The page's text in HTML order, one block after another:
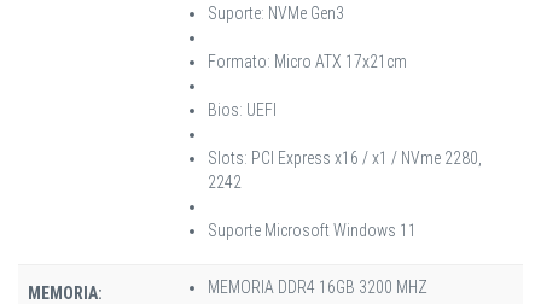
Suporte: NVMe Gen3
Formato: Micro ATX 17x21cm
Bios: UEFI
Slots: PCI Express x16 / x1 / NVme 2280,
2242
Suporte Microsoft Windows 11
MEMORIA: MEMORIA DDR4 16GB 3200 MHZ